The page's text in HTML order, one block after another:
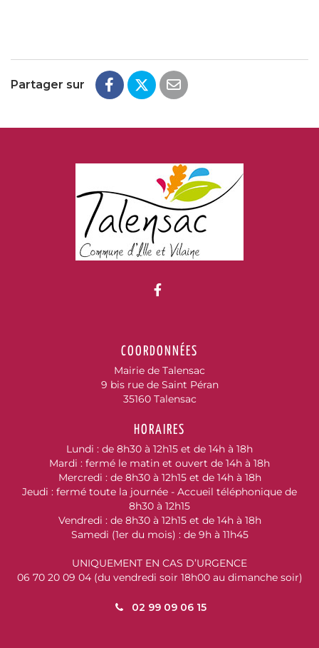
Partager sur
Lien vers le compte
COORDONNÉES
Mairie de Talensac
9 bis rue de Saint Péran
35160 Talensac
HORAIRES
Lundi : de 8h30 à 12h15 et de 14h à 18h
Mardi : fermé le matin et ouvert de 14h à 18h
Mercredi : de 8h30 à 12h15 et de 14h à 18h
Jeudi : fermé toute la journée - Accueil téléphonique de
8h30 à 12h15
Vendredi : de 8h30 à 12h15 et de 14h à 18h
Samedi (1er du mois) : de 9h à 11h45
UNIQUEMENT EN CAS D’URGENCE
06 70 20 09 04 (du vendredi soir 18h00 au dimanche soir)
02 99 09 06 15